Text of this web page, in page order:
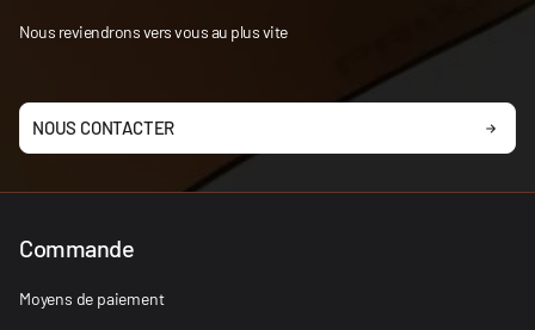
Nous reviendrons vers vous au plus vite
NOUS CONTACTER
Commande
Moyens de paiement